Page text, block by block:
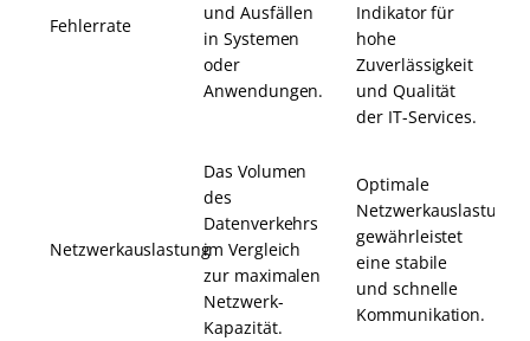
Fehlerrate
und Ausfällen
in Systemen
oder
Anwendungen.
Indikator für
hohe
Zuverlässigkeit
und Qualität
der IT-Services.
Netzwerkauslastung
Das Volumen
des
Datenverkehrs
im Vergleich
zur maximalen
Netzwerk-
Kapazität.
Optimale
Netzwerkauslastung
gewährleistet
eine stabile
und schnelle
Kommunikation.